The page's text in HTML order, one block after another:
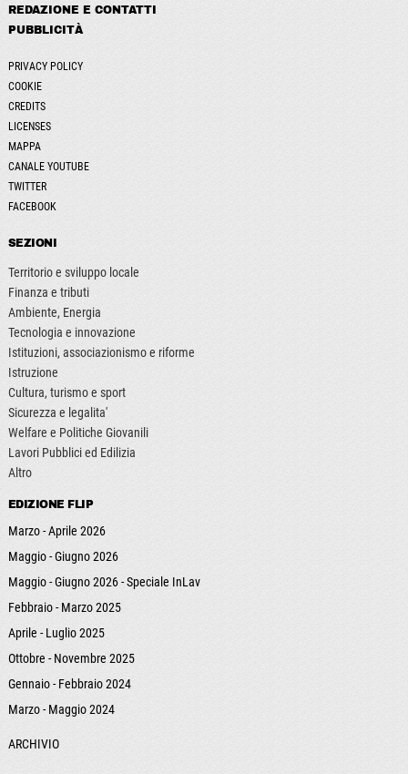
REDAZIONE E CONTATTI
PUBBLICITÀ
PRIVACY POLICY
COOKIE
CREDITS
LICENSES
MAPPA
CANALE YOUTUBE
TWITTER
FACEBOOK
SEZIONI
Territorio e sviluppo locale
Finanza e tributi
Ambiente, Energia
Tecnologia e innovazione
Istituzioni, associazionismo e riforme
Istruzione
Cultura, turismo e sport
Sicurezza e legalita'
Welfare e Politiche Giovanili
Lavori Pubblici ed Edilizia
Altro
EDIZIONE FLIP
Marzo - Aprile 2026
Maggio - Giugno 2026
Maggio - Giugno 2026 - Speciale InLav
Febbraio - Marzo 2025
Aprile - Luglio 2025
Ottobre - Novembre 2025
Gennaio - Febbraio 2024
Marzo - Maggio 2024
ARCHIVIO